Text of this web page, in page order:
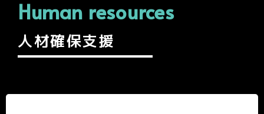
Human resources
人材確保支援